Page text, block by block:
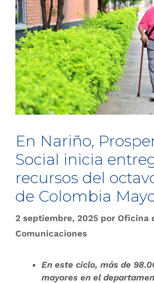
En Nariño,
Social inicia
recursos del
de Colombia
2 septiembre, 2025 por Oficina
Comunicaciones
En este ciclo, más de 98.
mayores en el